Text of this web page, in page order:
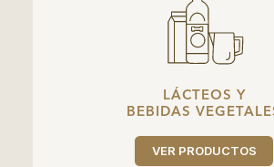
LÁCTEOS Y
BEBIDAS
VER PRODUCTOS